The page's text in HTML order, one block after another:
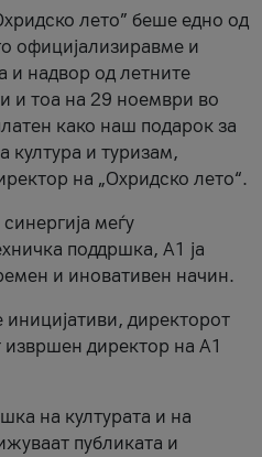
лето” беше едно од
официјализиравме и
и надвор од летните
и тоа на 29 ноември во
како наш подарок за
култура и туризам,
на „Охридско лето“.
меѓу
поддршка, A1 ја
и иновативен начин.
директорот
извршен директор на A1
на културата и на
публиката и